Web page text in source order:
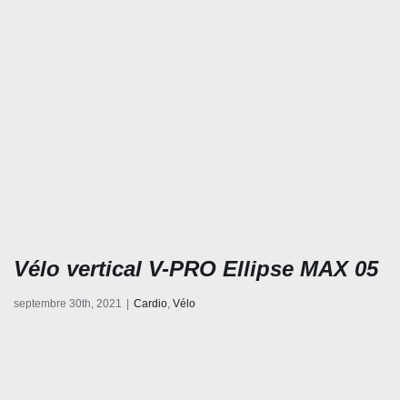
Vélo vertical V-PRO Ellipse MAX 05
septembre 30th, 2021 Cardio, Vélo